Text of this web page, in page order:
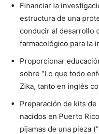
Financiar la
estructura de una
conducir al desarrollo
farmacológico para la
Proporcionar
sobre “Lo que todo
Zika, tanto en inglés
Preparación de kits
nacidos en Puerto
pijamas de una pieza